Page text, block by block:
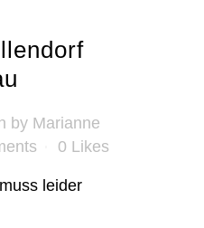
by Marianne
0 Likes
leider